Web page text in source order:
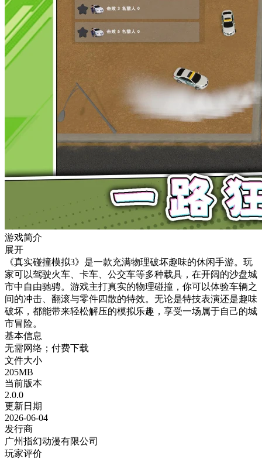
游戏简介
展开
《真实碰撞模拟3》是一款充满物理破坏趣味的休闲手游。玩
家可以驾驶火车、卡车、公交车等多种载具，在开阔的沙盘城
市中自由驰骋。游戏主打真实的物理碰撞，你可以体验车辆之
间的冲击、翻滚与零件四散的特效。无论是特技表演还是趣味
破坏，都能带来轻松解压的模拟乐趣，享受一场属于自己的城
市冒险。
基本信息
无需网络；付费下载
文件大小
205MB
当前版本
2.0.0
更新日期
2026-06-04
发行商
广州指幻动漫有限公司
玩家评价